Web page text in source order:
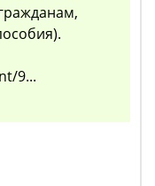
9...